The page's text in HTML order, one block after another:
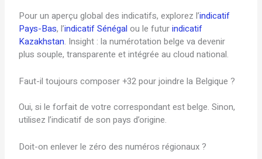
Pour un aperçu global des indicatifs, explorez l’indicatif
Pays-Bas, l’indicatif Sénégal ou le futurindicatif
Kazakhstan. Insight : la numérotation belge va devenir
plus souple, transparente et intégrée au cloud national.
Faut-il toujours composer +32 pour joindre la Belgique ?
Oui, si le forfait de votre correspondant est belge. Sinon,
utilisez l’indicatif de son pays d’origine.
Doit-on enlever le zéro des numéros régionaux ?